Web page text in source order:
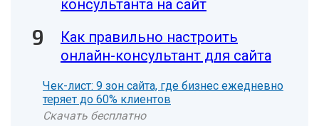
консультанта на сайт
Как правильно настроить
онлайн-консультант для сайта
Чек-лист: 9 зон сайта, где бизнес ежедневно
теряет до 60% клиентов
Скачать бесплатно